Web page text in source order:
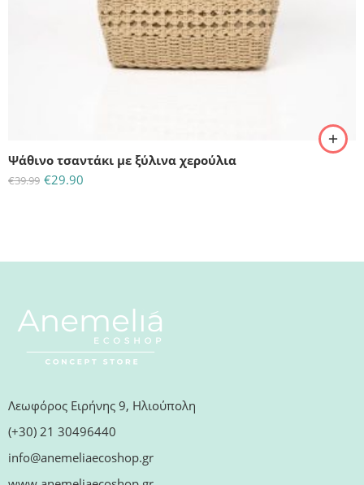
Ψάθινο τσαντάκι με ξύλινα χερούλια
€39.99 €29.90
Λεωφόρος Ειρήνης 9, Ηλιούπολη
(+30) 21 30496440
info@anemeliaecoshop.gr